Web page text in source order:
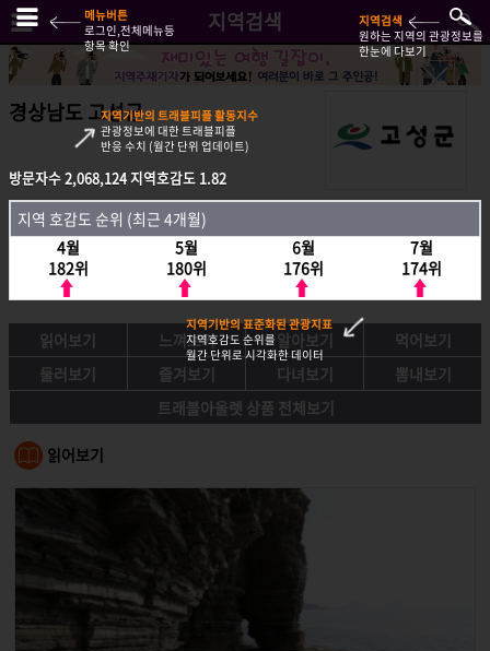
지역검색
경상남도 고성군
방문자수2,068,124지역호감도 1.82
지역호감도 순위 (최근 4개월)
4월
182위
5월
180위
6월
176위
7월
174위
읽어보기 느껴보기 알아보기
먹어보기
둘러보기
즐겨보기 다녀보기
뽐내보기
트래블아울렛 상품 전체보기
읽어보기
방문자수2,068,124지역호감도 1.82
지역 호감도 순위 (최근 4개월)
4월
182위
5월
180위
6월
176위
7월
174위
메뉴버튼
로그인,전체메뉴등
항목 확인
지역검색
원하는 지역의 관광정보를
한눈에 다보기
지역기반의 트래블피플 활동지수
관광정보에 대한 트래블피플
반응 수치 (월간 단위 업데이트)
지역기반의 표준화된 관광지표
지역호감도 순위를
월간 단위로 시각화한 데이터